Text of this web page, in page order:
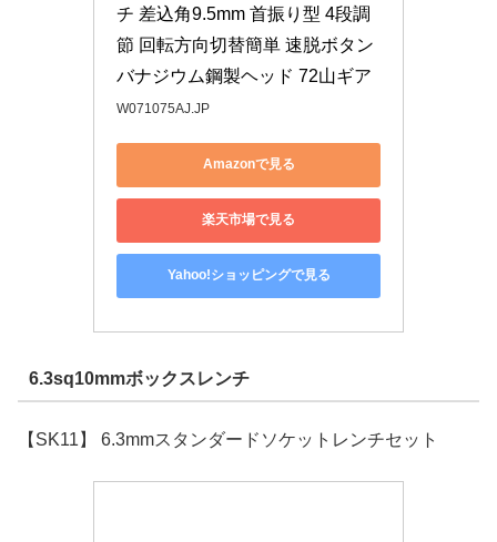
チ 差込角9.5mm 首振り型 4段調
節 回転方向切替簡単 速脱ボタン
バナジウム鋼製ヘッド 72山ギア
W071075AJ.JP
Amazonで見る
楽天市場で見る
Yahoo!ショッピングで見る
6.3sq10mmボックスレンチ
【SK11】 6.3mmスタンダードソケットレンチセット